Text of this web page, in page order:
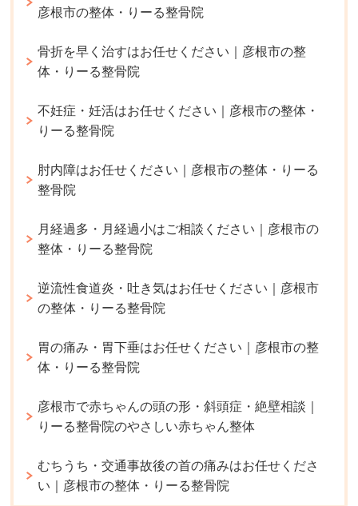
彦根市の整体・りーる整骨院
骨折を早く治すはお任せください｜彦根市の整
体・りーる整骨院
不妊症・妊活はお任せください｜彦根市の整体・
りーる整骨院
肘内障はお任せください｜彦根市の整体・りーる
整骨院
月経過多・月経過小はご相談ください｜彦根市の
整体・りーる整骨院
逆流性食道炎・吐き気はお任せください｜彦根市
の整体・りーる整骨院
胃の痛み・胃下垂はお任せください｜彦根市の整
体・りーる整骨院
彦根市で赤ちゃんの頭の形・斜頭症・絶壁相談｜
りーる整骨院のやさしい赤ちゃん整体
むちうち・交通事故後の首の痛みはお任せくださ
い｜彦根市の整体・りーる整骨院